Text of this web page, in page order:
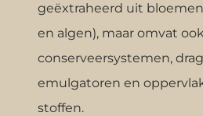
geëxtraheerd uit
en algen), maar omvat
conserveersystemen,
emulgatoren en
stoffen.